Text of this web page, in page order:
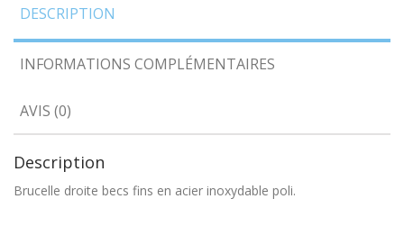
DESCRIPTION
INFORMATIONS COMPLÉMENTAIRES
AVIS (0)
Description
Brucelle droite becs fins en acier inoxydable poli.